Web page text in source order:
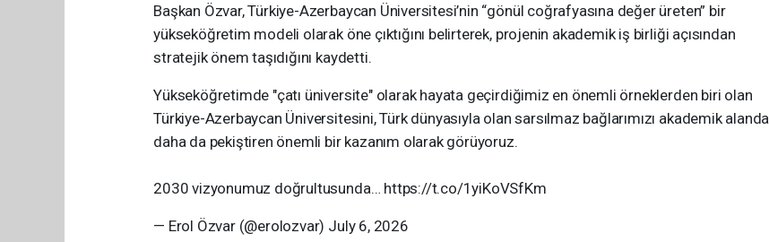
Başkan Özvar, Türkiye-Azerbaycan Üniversitesi’nin “gönül coğrafyasına değer üreten” bir
yükseköğretim modeli olarak öne çıktığını belirterek, projenin akademik iş birliği açısından
stratejik önem taşıdığını kaydetti.
Yükseköğretimde "çatı üniversite" olarak hayata geçirdiğimiz en önemli örneklerden biri olan
Türkiye-Azerbaycan Üniversitesini, Türk dünyasıyla olan sarsılmaz bağlarımızı akademik alanda
daha da pekiştiren önemli bir kazanım olarak görüyoruz.
2030 vizyonumuz doğrultusunda… https://t.co/1yiKoVSfKm
— Erol Özvar (@erolozvar) July 6, 2026